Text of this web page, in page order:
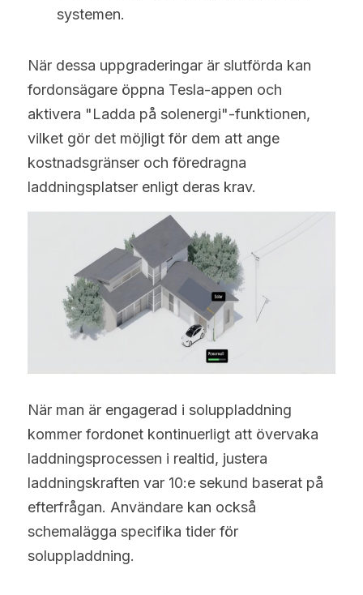
systemen.
När dessa uppgraderingar är slutförda kan
fordonsägare öppna Tesla-appen och
aktivera "Ladda på solenergi"-funktionen,
vilket gör det möjligt för dem att ange
kostnadsgränser och föredragna
laddningsplatser enligt deras krav.
När man är engagerad i soluppladdning
kommer fordonet kontinuerligt att övervaka
laddningsprocessen i realtid, justera
laddningskraften var 10:e sekund baserat på
efterfrågan. Användare kan också
schemalägga specifika tider för
soluppladdning.